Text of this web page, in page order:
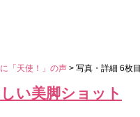
「天使！」の声 > 写真・詳細 6枚目
い美脚ショット